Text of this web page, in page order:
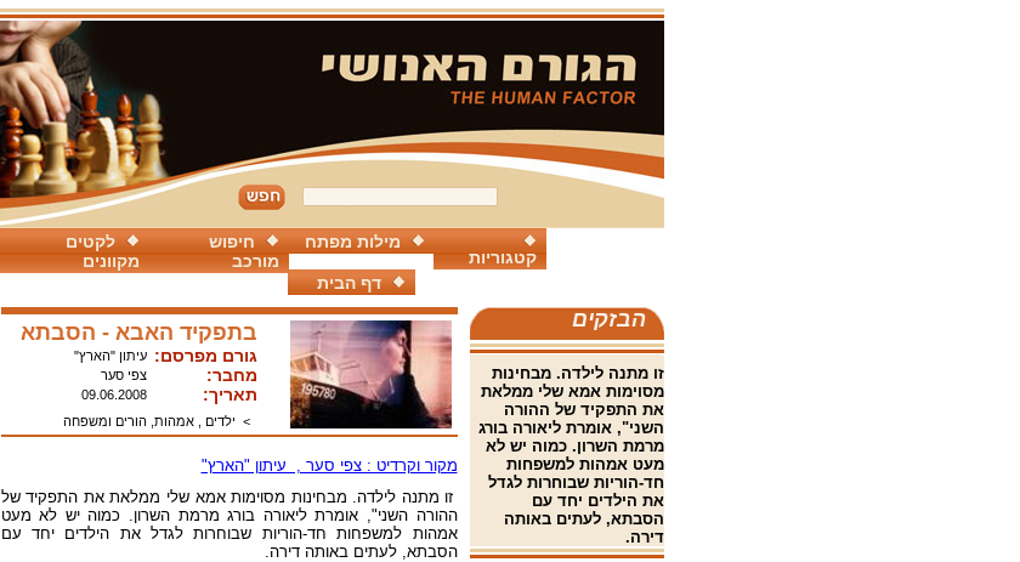
לקטים
מקוונים
חיפוש
מורכב
מילות מפתח
קטגוריות
דף הבית
הבזקים
זו מתנה לילדה. מבחינות
מסוימות אמא שלי ממלאת
את התפקיד של ההורה
השני", אומרת ליאורה בורג
מרמת השרון. כמוה יש לא
מעט אמהות למשפחות
חד-הוריות שבוחרות לגדל
את הילדים יחד עם
הסבתא, לעתים באותה
דירה.
בתפקיד האבא - הסבתא
גורם מפרסם: עיתון "הארץ"
מחבר: צפי סער
תאריך:
09.06.2008
> ילדים , אמהות, הורים ומשפחה
מקור וקרדיט : צפי סער , עיתון "הארץ"
זו מתנה לילדה. מבחינות מסוימות אמא שלי ממלאת את התפקיד של
ההורה השני", אומרת ליאורה בורג מרמת השרון. כמוה יש לא מעט
אמהות למשפחות חד-הוריות שבוחרות לגדל את הילדים יחד עם
הסבתא, לעתים באותה דירה.